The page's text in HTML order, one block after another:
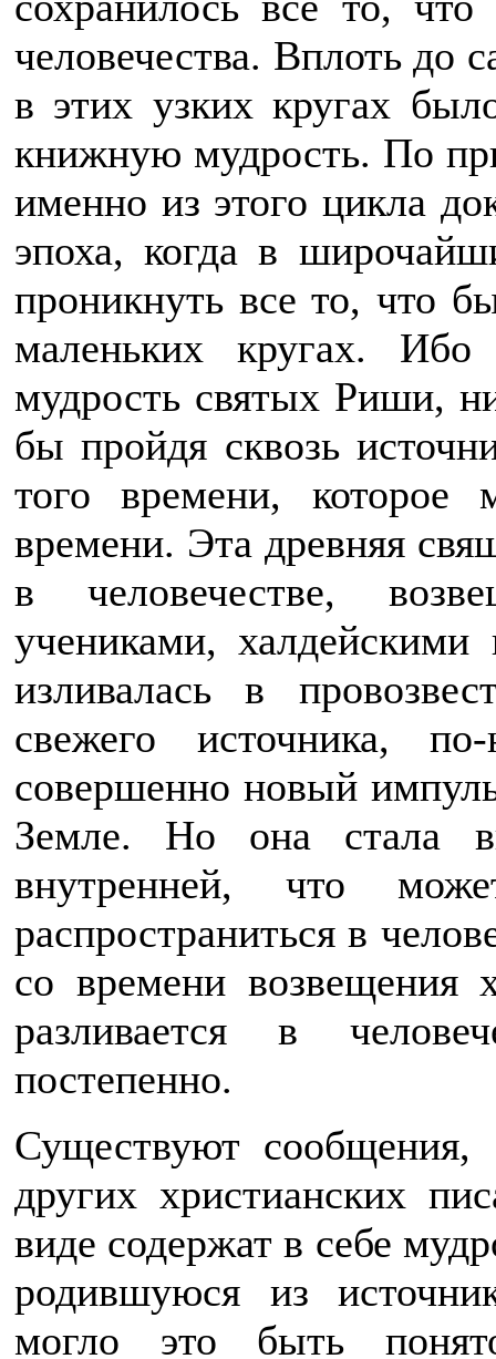
человечества. Вплоть до
в этих узких кругах
книжную мудрость. По
именно из этого цикла
эпоха, когда в
проникнуть все то, что
маленьких кругах. Ибо
мудрость святых Риши,
бы пройдя сквозь
того времени,
времени. Эта древняя
в человечестве,
учениками,
изливалась в
свежего источника,
совершенно новый
Земле. Но она стала
внутренней, что
распространиться в
со времени возвещения
разливается в
постепенно.
Существуют сообщения,
других христианских
виде содержат в себе
родившуюся из
могло это быть